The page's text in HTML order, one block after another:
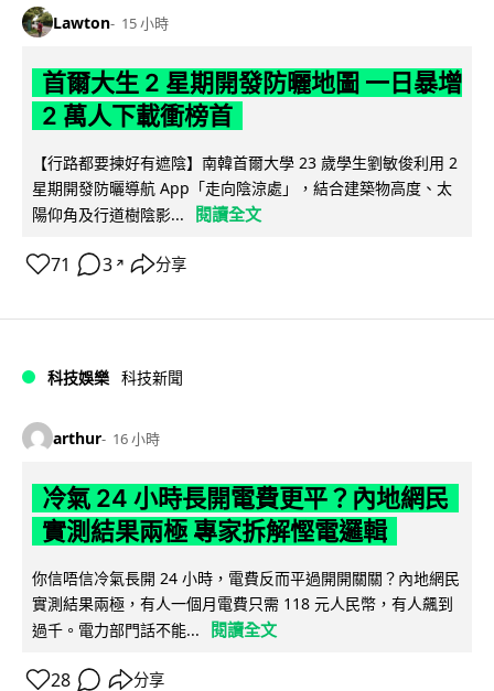
Lawton 15 小時
首爾大生 2 星期開發防曬地圖 一日暴增
2 萬人下載衝榜首
【行路都要揀好有遮陰】南韓首爾大學 23 歲學生劉敏俊利用 2
星期開發防曬導航 App「走向陰涼處」，結合建築物高度、太
陽仰角及行道樹陰影...
閱讀全文
71 3 ↗ 分享
科技娛樂 科技新聞
arthur 16 小時
冷氣 24 小時長開電費更平？內地網民
實測結果兩極 專家拆解慳電邏輯
你信唔信冷氣長開 24 小時，電費反而平過開開關關？內地網民
實測結果兩極，有人一個月電費只需 118 元人民幣，有人飆到
過千。電力部門話不能...
閱讀全文
28 分享